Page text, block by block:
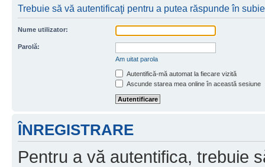
Trebuie să vă autentificaţi pentru a putea răspunde în
Nume utilizator:
Parolă:
Am uitat parola
Autentifică-mă automat la fiecare vizită
Ascunde starea mea online în această sesiune
ÎNREGISTRARE
Pentru a vă autentifica, trebuie